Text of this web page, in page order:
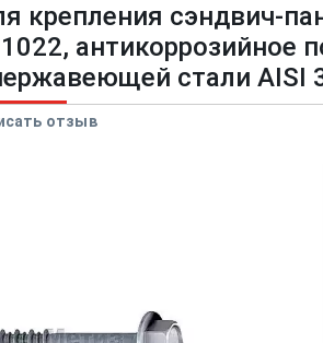
крепления сэндвич-
антикоррозийное
стали AISI
отзыв